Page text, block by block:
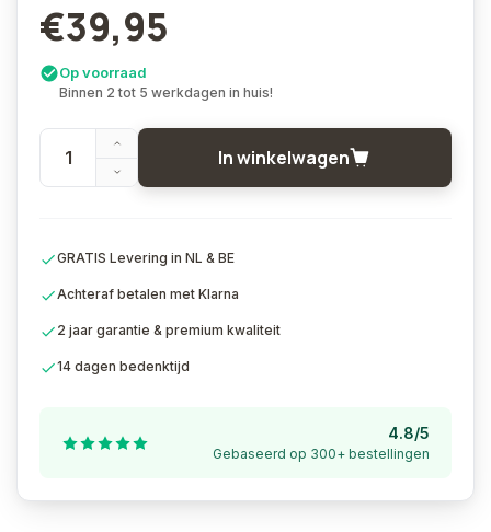
€39,95
Op voorraad
Binnen 2 tot 5 werkdagen in huis!
In winkelwagen
GRATIS Levering in NL & BE
Achteraf betalen met Klarna
2 jaar garantie & premium kwaliteit
14 dagen bedenktijd
4.8/5
Gebaseerd op 300+ bestellingen